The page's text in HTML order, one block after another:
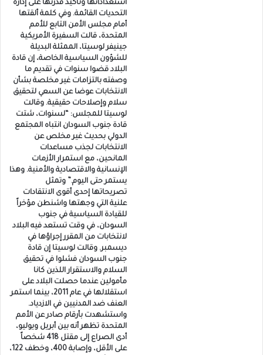
استعداداتها وتأكيد قدرتها على إدارة
التحديات القائمة. وفي كلمة ألقتها
أمام مجلس الأمن التابع للأمم
المتحدة، قالت السفيرة الأمريكية
جينيفر لوسيتا، الممثلة البديلة
للشؤون السياسية الخاصة، إن قادة
البلاد قضوا سنوات في تقديم ما
وصفته بالتزامات غير مخلصة بشأن
الانتخابات عوضا عن السعي لتحقيق
سلام وإصلاحات حقيقية. وقالت
لوسيتا للمجلس: “لسنوات، شتت
قادة جنوب السودان انتباه المجتمع
الدولي بحديث غير مخلص عن
الانتخابات لجذب مساعدات
المانحين، مع استمرار الأزمات
الإنسانية والاقتصادية والأمنية. وهذا
يستمر حتى اليوم.” وتمثل
تصريحاتها إحدى أقوى الانتقادات
علنية التي وجهتها واشنطن مؤخراً
للقيادة السياسية في جنوب
السودان، في وقت تستعد فيه البلاد
لانتخابات من المقرر إجراؤها في
ديسمبر. وقالت لوسيتا إن قادة
جنوب السودان فشلوا في تحقيق
السلام والاستقرار اللذين كانا
مأمولين عندما حصلت البلاد على
استقلالها في عام 2011، بينما استمر
العنف ضد المدنيين في الازدياد.
واستشهدت بأرقام صادر عن الأمم
المتحدة تظهر أنه بين أبريل ويوليو،
أدى الصراع إلى مقتل 418 شخصاً
على الأقل، وإصابة 400، وخطف 122،